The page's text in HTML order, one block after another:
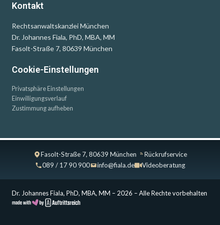
Kontakt
Rechtsanwaltskanzlei München
Dr. Johannes Fiala, PhD, MBA, MM
Fasolt-Straße 7, 80639 München
Cookie-Einstellungen
Privatsphäre Einstellungen
Einwilligungsverlauf
Zustimmung aufheben
Fasolt-Straße 7, 80639 München
Rückrufservice
089 / 17 90 900
info@fiala.de Videoberatung
Dr. Johannes Fiala, PhD, MBA, MM – 2026 – Alle Rechte vorbehalten